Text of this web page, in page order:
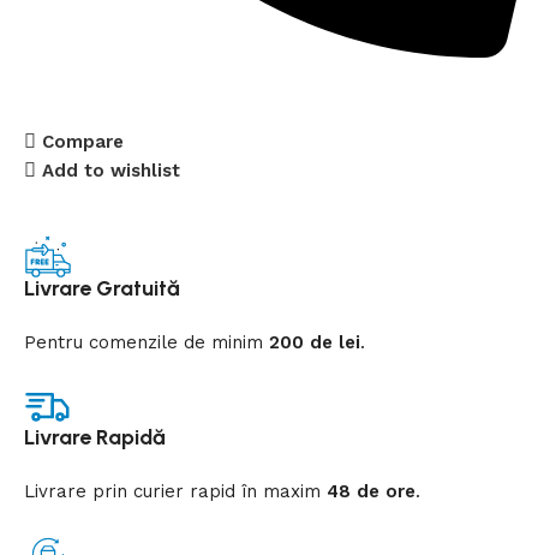
Compare
Add to wishlist
Livrare Gratuită
Pentru comenzile de minim200 de lei.
Livrare Rapidă
Livrare prin curier rapidîn maxim 48 de ore.